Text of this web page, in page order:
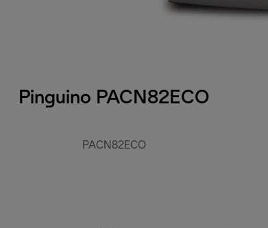
Pinguino PACN82ECO
PACN82ECO